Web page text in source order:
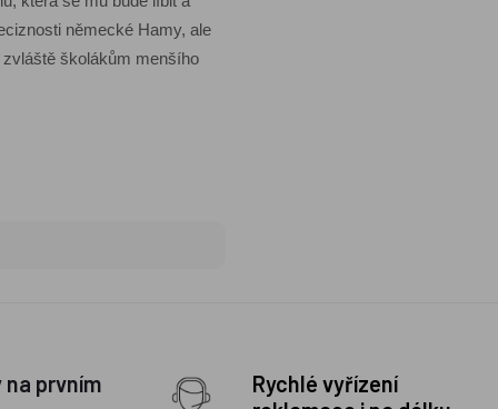
německé Hamy, ale
školákům menšího
na prvním
Rychlé vyřízení